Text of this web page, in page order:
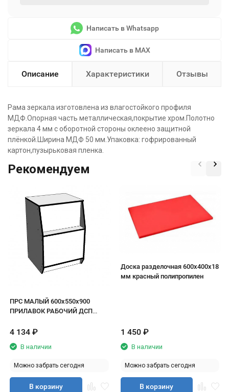
Написать в Whatsapp
Написать в MAX
Описание Характеристики Отзывы
Рама зеркала изготовлена из влагостойкого профиля
МДФ.Опорная часть металлическая,покрытие хром.Полотно
зеркала 4 мм с оборотной стороны оклеено защитной
плёнкой.Ширина МДФ 50 мм.Упаковка: гофрированный
картон,пузырьковая пленка.
Рекомендуем
ПРС МАЛЫЙ 600х550х900
ПРИЛАВОК РАБОЧИЙ ДСП
4 134 ₽
В наличии
Можно забрать сегодня
В корзину
Доска разделочная 600х400х18
мм красный полипропилен
1 450 ₽
В наличии
Можно забрать сегодня
В корзину